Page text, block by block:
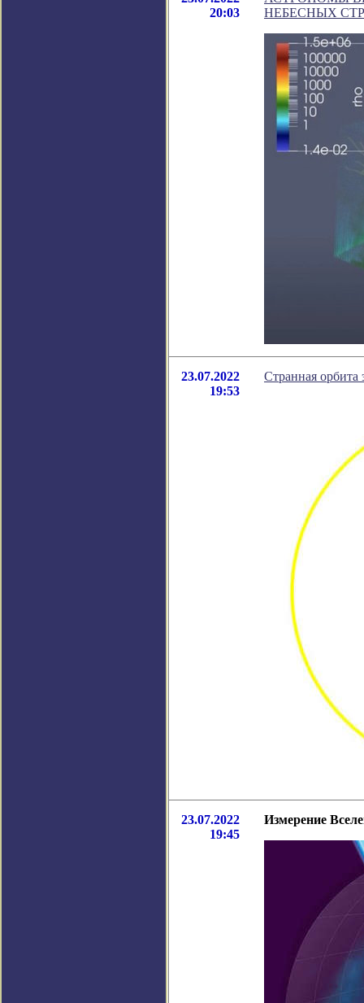
20:03
НЕБЕСНЫХ
23.07.2022
19:53
Странная орбита
23.07.2022
19:45
Измерение